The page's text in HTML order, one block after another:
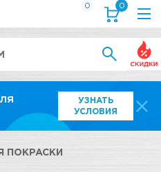
УЗНАТЬ
УСЛОВИЯ
0 0
ПОКРАСКИ